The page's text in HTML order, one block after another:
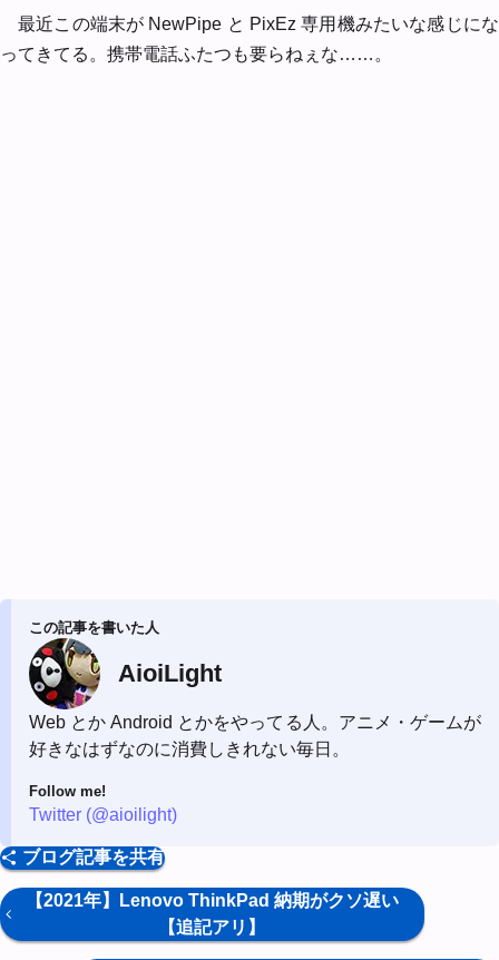
最近この端末が NewPipe と PixEz 専用機みたいな感じにな
ってきてる。携帯電話ふたつも要らねぇな……。
この記事を書いた人
AioiLight
Web とか Android とかをやってる人。アニメ・ゲームが
好きなはずなのに消費しきれない毎日。
Follow me!
Twitter (@aioilight)
ブログ記事を共有
【2021年】Lenovo ThinkPad 納期がクソ遅い
【追記アリ】